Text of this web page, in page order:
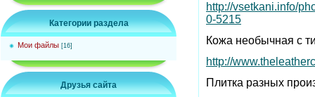
Категории раздела
Мои файлы [16]
Друзья сайта
http://vsetkani.info/
0-5215
Кожа необычная с
http://
Плитка разных